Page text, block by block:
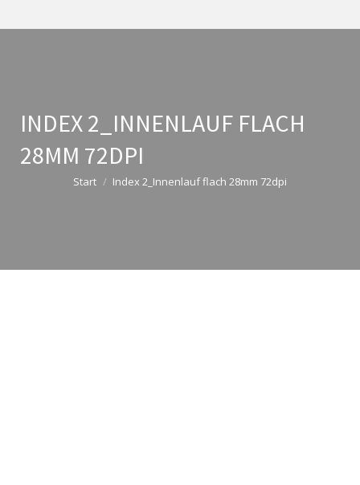
INDEX 2_INNENLAUF FLACH
28MM 72DPI
Sie befinden sich hier:
Start Index 2_Innenlauf flach 28mm 72dpi